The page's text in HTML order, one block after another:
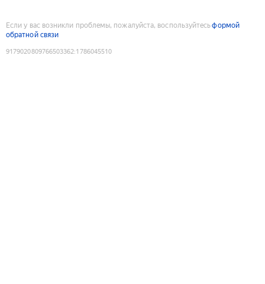
Если у вас возникли проблемы, пожалуйста, воспользуйтесьформой
обратной связи
9179020809766503362:1786045510